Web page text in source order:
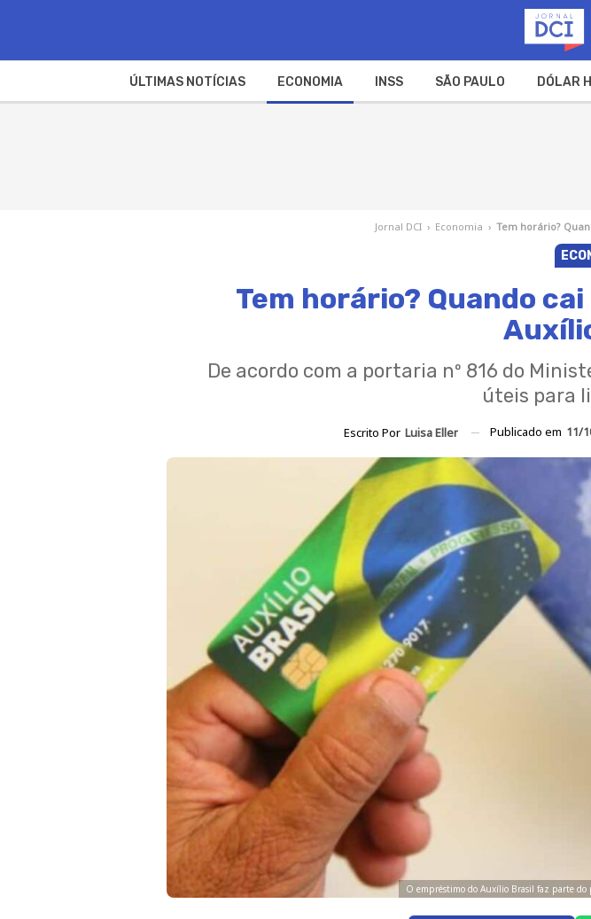
ÚLTIMAS NOTÍCIAS ECONOMIA INSS SÃO PAULO DÓLAR
Jornal DCI › Economia › Tem horário?
Tem horário? Quando
De acordo com a portaria nº 816 do
úteis para
Escrito Por Luisa Eller Publicado em 11/
O empréstimo do Auxílio Brasil faz parte do